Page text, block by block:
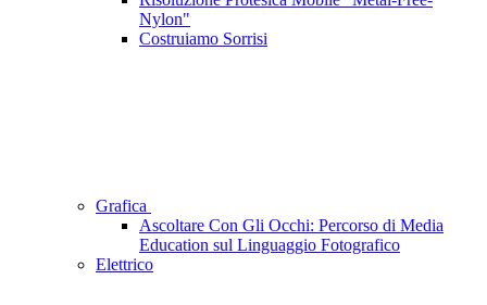
Nylon"
Costruiamo Sorrisi
Grafica
Ascoltare Con Gli Occhi: Percorso di Media
Education sul Linguaggio Fotografico
Elettrico